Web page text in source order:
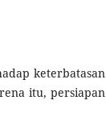
keterbatasan
itu, persiapan